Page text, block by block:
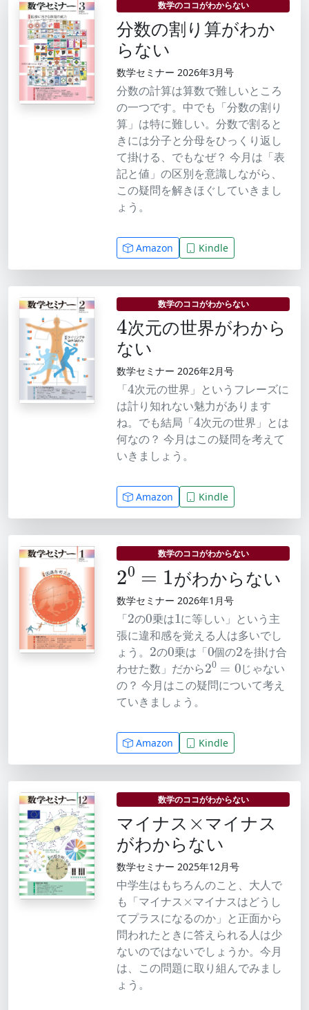
数学のココがわからない
分数の割り算がわか
らない
数学セミナー 2026年3月号
分数の計算は算数で難しいところ
の一つです。中でも「分数の割り
算」は特に難しい。分数で割ると
きには分子と分母をひっくり返し
て掛ける、でもなぜ？ 今月は「表
記と値」の区別を意識しながら、
この疑問を解きほぐしていきまし
ょう。
Amazon Kindle
数学のココがわからない
4
次元の世界がわから
ない
数学セミナー 2026年2月号
「
4
次元の世界」というフレーズに
は計り知れない魅力があります
ね。でも結局「
4
次元の世界」とは
何なの？ 今月はこの疑問を考えて
いきましょう。
Amazon Kindle
数学のココがわからない
20=1
がわからない
数学セミナー 2026年1月号
「
2
の
0
乗は
1
に等しい」という主
張に違和感を覚える人は多いでし
ょう。
2
の
0
乗は「
0
個の
2
を掛け合
わせた数」だから
20=0
じゃない
の？ 今月はこの疑問について考え
ていきましょう。
Amazon Kindle
数学のココがわからない
マイナス
×
マイナス
がわからない
数学セミナー 2025年12月号
中学生はもちろんのこと、大人で
も「マイナス
×
マイナスはどうし
てプラスになるのか」と正面から
問われたときに答えられる人は少
ないのではないでしょうか。今月
は、この問題に取り組んでみまし
ょう。